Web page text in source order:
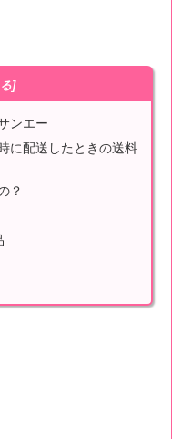
ンエー
に配送したときの送料
？